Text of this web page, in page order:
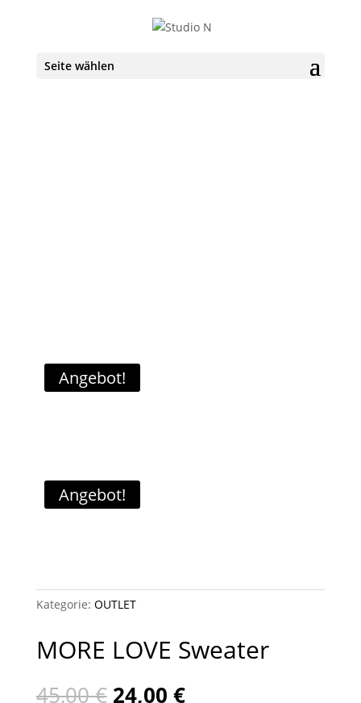
Seite wählen
Angebot!
Angebot!
Kategorie: OUTLET
MORE LOVE Sweater
45,00€ Ursprünglicher
24,00 €Aktueller